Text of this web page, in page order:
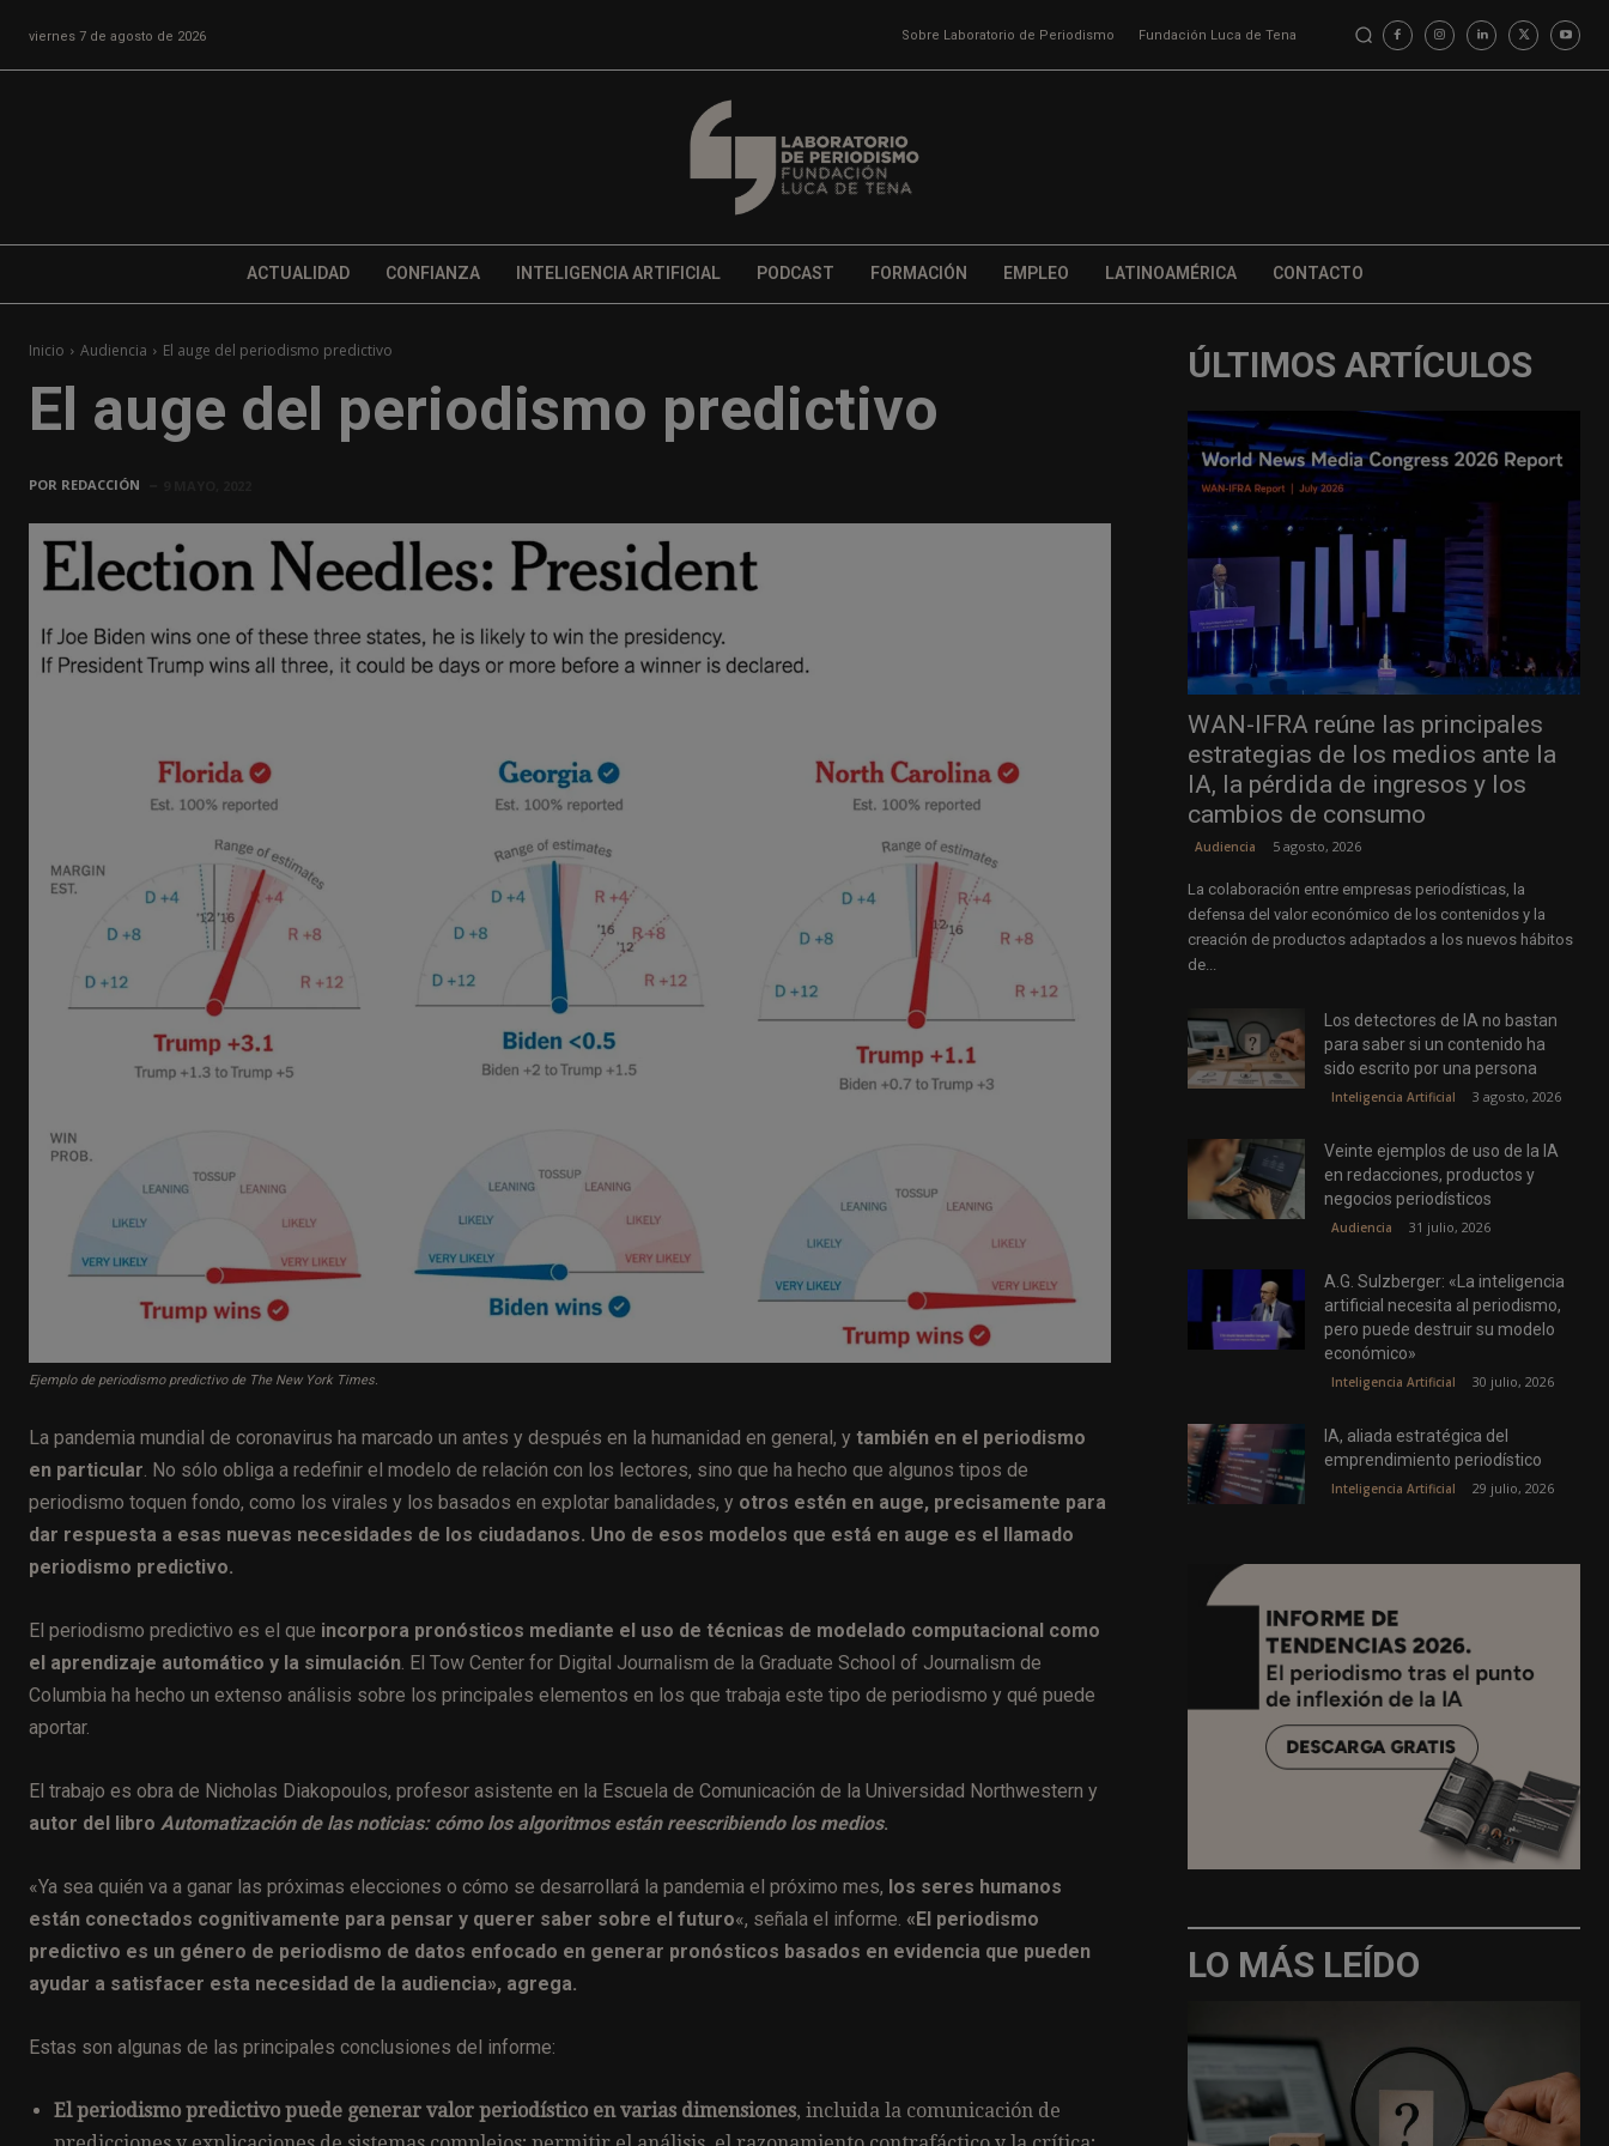
viernes 7 de agosto de 2026 Sobre Laboratorio de Periodismo Fundación Luca de Tena
ACTUALIDAD CONFIANZA INTELIGENCIA ARTIFICIAL PODCAST FORMACIÓN EMPLEO LATINOAMÉRICA CONTACTO
Inicio Audiencia El auge del periodismo predictivo
El auge del periodismo predictivo
POR REDACCIÓN
Ejemplo de periodismo predictivo de The New York Times.
La pandemia mundial de coronavirus ha marcado un antes y después en la humanidad en general, y también en el periodismo
en particular . No sólo obliga a redefinir el modelo de relación con los lectores, sino que ha hecho que algunos tipos de
periodismo toquen fondo, como los virales y los basados en explotar banalidades, y otros estén en auge, precisamente para
dar respuesta a esas nuevas necesidades de los ciudadanos. Uno de esos modelos que está en auge es el llamado
periodismo predictivo.
El periodismo predictivo es el que incorpora pronósticos mediante el uso de técnicas de modelado computacional como
el aprendizaje automático y la simulación . El Tow Center for Digital Journalism de la Graduate School of Journalism de
Columbia ha hecho un extenso análisis sobre los principales elementos en los que trabaja este tipo de periodismo y qué puede
aportar.
El trabajo es obra de Nicholas Diakopoulos, profesor asistente en la Escuela de Comunicación de la Universidad Northwestern y
autor del libro Automatización de las noticias: cómo los algoritmos están reescribiendo los medios.
«Ya sea quién va a ganar las próximas elecciones o cómo se desarrollará la pandemia el próximo mes, los seres humanos
están conectados cognitivamente para pensar y querer saber sobre el futuro«, señala el informe. «El periodismo
predictivo es un género de periodismo de datos enfocado en generar pronósticos basados ​​en evidencia que pueden
ayudar a satisfacer esta necesidad de la audiencia», agrega.
Estas son algunas de las principales conclusiones del informe:
El periodismo predictivo puede generar valor periodístico en varias dimensiones, incluida la comunicación de
ÚLTIMOS ARTÍCULOS
WAN-IFRA reúne las principales
estrategias de los medios ante la
IA, la pérdida de ingresos y los
cambios de consumo
Audiencia 5 agosto, 2026
La colaboración entre empresas periodísticas, la
defensa del valor económico de los contenidos y la
creación de productos adaptados a los nuevos hábitos
de...
Los detectores de IA no bastan
para saber si un contenido ha
sido escrito por una persona
Inteligencia Artificial 3 agosto, 2026
Veinte ejemplos de uso de la IA
en redacciones, productos y
negocios periodísticos
Audiencia 31 julio, 2026
A.G. Sulzberger: «La inteligencia
artificial necesita al periodismo,
pero puede destruir su modelo
económico»
Inteligencia Artificial 30 julio, 2026
IA, aliada estratégica del
emprendimiento periodístico
Inteligencia Artificial 29 julio, 2026
LO MÁS LEÍDO